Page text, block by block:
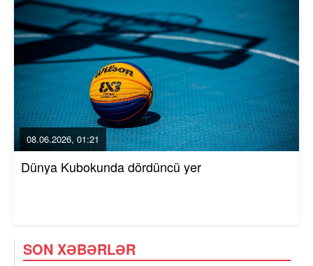
08.06.2026, 01:21
Dünya Kubokunda dördüncü yer
SON XƏBƏRLƏR